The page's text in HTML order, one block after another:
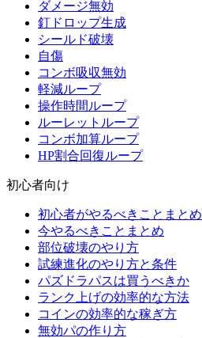
ダメージ無効
釘ドロップ生成
シールド破壊
自傷
コンボ吸収無効
軽減ループ
操作時間ループ
ルーレットループ
コンボ加算ループ
HP割合回復ループ
初心者向け
初心者がやるべきことまとめ
今やるべきことまとめ
部位破壊のやり方
試練進化のやり方と条件
パズドラパスは買うべきか
ランク上げの効率的な方法
コインの効率的な稼ぎ方
無効パの作り方